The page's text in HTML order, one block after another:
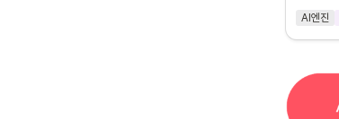
AI엔진